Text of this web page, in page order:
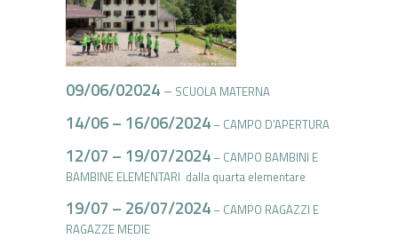
09/06/02024 – SCUOLA MATERNA
14/06 – 16/06/2024 – CAMPO D’APERTURA
12/07 – 19/07/2024 – CAMPO BAMBINI E
BAMBINE ELEMENTARI dalla quarta elementare
19/07 – 26/07/2024 – CAMPO RAGAZZI E
RAGAZZE MEDIE